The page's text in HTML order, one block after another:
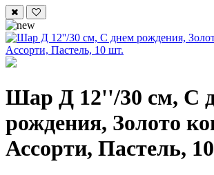
Шар Д 12''/30 см, С
рождения, Золото
Ассорти, Пастель,